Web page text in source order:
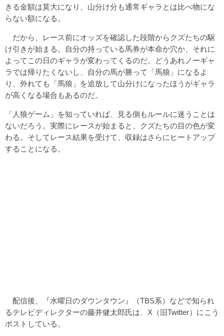
きる金額は莫大になり、山分け分も通常ギャラとは比べ物にな
らない額になる。
だから、レース前にオッズを確認した段階からクズたちの駆
け引きが始まる。自分の持っている馬券が本命か穴か、それに
よってこの日のギャラが変わってくるのだ。どうあれノーギャ
ラでは帰りたくないし、自分の馬が勝って「馬狼」になるよ
り、外れても「馬狼」を追放して山分けになったほうがギャラ
が高くなる場合もあるのだ。
「人狼ゲーム」を知っていれば、見る側もルールに迷うことは
ないだろう。実際にレースが始まると、クズたちの目の色が変
わる。そしてレース結果を受けて、収録はさらにヒートアップ
することになる。
配信後、『水曜日のダウンタウン』（TBS系）などで知られ
るテレビディレクターの藤井健太郎氏は、X（旧Twitter）にこう
ポストしている。